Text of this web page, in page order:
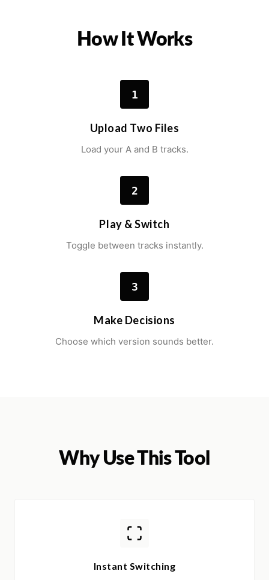
How It Works
1
Upload Two Files
Load your A and B tracks.
2
Play & Switch
Toggle between tracks instantly.
3
Make Decisions
Choose which version sounds better.
Why Use This Tool
Instant Switching